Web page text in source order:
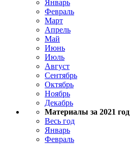
Январь
Февраль
Март
Апрель
Май
Июнь
Июль
Август
Сентябрь
Октябрь
Ноябрь
Декабрь
Материалы за 2021 год
Весь год
Январь
Февраль